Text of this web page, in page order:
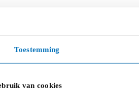
Toestemming
van cookies